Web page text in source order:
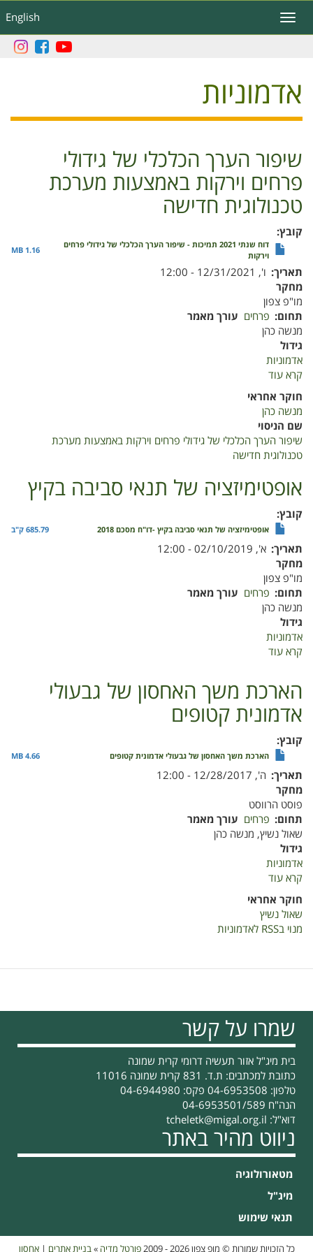
לתוכן
העיקרי
English
Toggle
navigation
אדמוניות
שיפור הערך הכלכלי של גידולי
פרחים וירקות באמצעות מערכת
טכנולוגית חדישה
קובץ
דוח שנתי 2021 תמיכות - שיפור הערך הכלכלי של גידולי פרחים
וירקות
1.16 MB
תאריך ו', 12/31/2021 - 12:00
מחקר
מו"פ צפון
תחום פרחים עורך מאמר
מנשה כהן
גידול
אדמוניות
קרא עוד
הערך
הכלכלי
של
גידולי
פרחים
באמצעות
חדישה
חוקר אחראי
מנשה כהן
שם הניסוי
שיפור הערך הכלכלי של גידולי פרחים וירקות באמצעות מערכת
טכנולוגית חדישה
אופטימיזציה של תנאי סביבה בקיץ
קובץ
אופטימיזציה של תנאי סביבה בקיץ -דו"ח מסכם 2018 685.79 ק"ב
תאריך א', 02/10/2019 - 12:00
מחקר
מו"פ צפון
תחום פרחים עורך מאמר
מנשה כהן
גידול
אדמוניות
קרא עוד
תנאי
סביבה
בקיץ
הארכת משך האחסון של גבעולי
אדמונית קטופים
קובץ
הארכת משך האחסון של גבעולי אדמונית קטופים 4.66 MB
תאריך ה', 12/28/2017 - 12:00
מחקר
פוסט הרווסט
תחום פרחים עורך מאמר
שאול נשיץ, מנשה כהן
גידול
אדמוניות
קרא עוד
משך
האחסון
של
אדמונית
חוקר אחראי
שאול נשיץ
מנוי בRSS לאדמוניות
שמרו על קשר
בית מיג"ל אזור תעשיה דרומי קרית שמונה
כתובת למכתבים: ת.ד. 831 קרית שמונה 11016
טלפון: 04-6953508 פקס: 04-6944980
הנה"ח 04-6953501/589
דוא"ל: tcheletk@migal.org.il
ניווט מהיר באתר
מטאורולוגיה
מיג"ל
תנאי שימוש
כל הזכויות שמורות © מופ צפון 2026 - 2009 פורטל מדיה »בניית אתרים |אחסון